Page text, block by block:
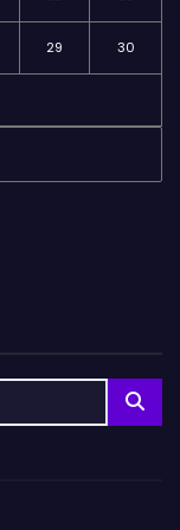
29 30